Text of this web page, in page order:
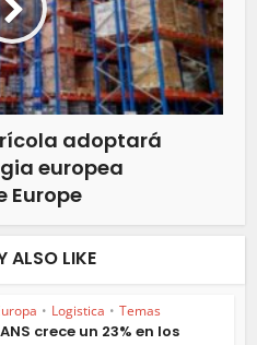
adoptará
europea
Europe
ALSO LIKE
• Logistica • Temas
crece un 23% en los